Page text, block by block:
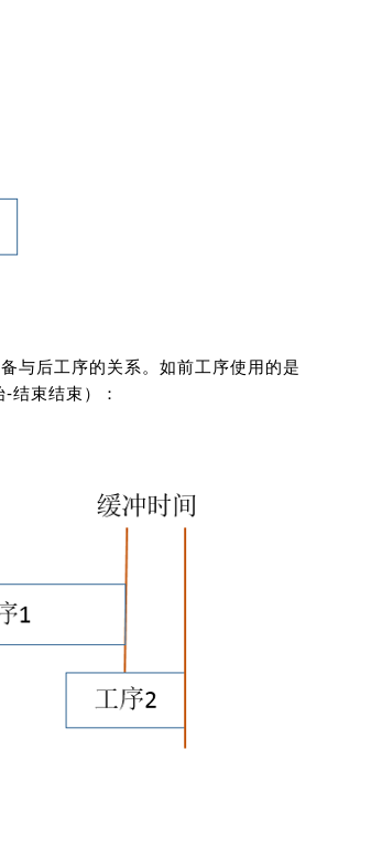
与后工序的关系。如前工序使用的是
结束结束）：